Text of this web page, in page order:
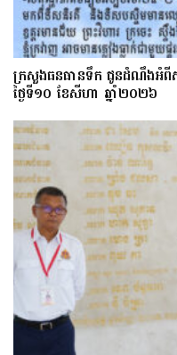
ក្រសួងធនធានទឹក ជូនដំណឹងអំពីស្
ថ្ងៃទី១០ ខែសីហា ឆ្នាំ២០២៦